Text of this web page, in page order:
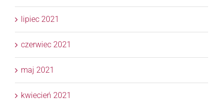
lipiec 2021
czerwiec 2021
maj 2021
kwiecień 2021